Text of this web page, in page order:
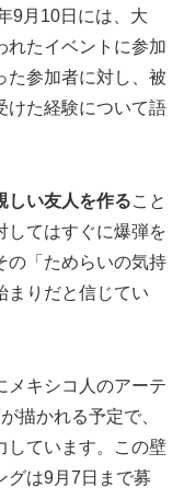
9月10日には、大
れたイベントに参加
た参加者に対し、被
けた経験について語
しい友人を作ること
してはすぐに爆弾を
の「ためらいの気持
まりだと信じてい
メキシコ人のアーテ
描かれる予定で、
しています。この壁
グは9月7日まで募